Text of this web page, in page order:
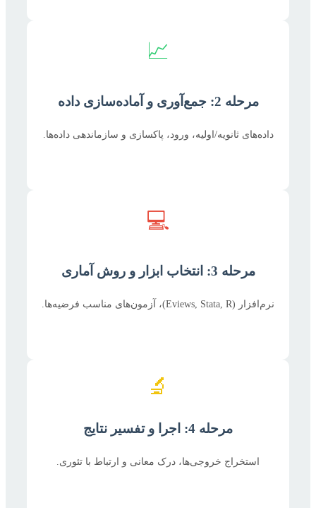
📈
مرحله 2: جمع‌آوری و آماده‌سازی داده
داده‌های ثانویه/اولیه، ورود، پاکسازی و سازماندهی داده‌ها.
💻
مرحله 3: انتخاب ابزار و روش آماری
نرم‌افزار (Eviews, Stata, R)، آزمون‌های مناسب فرضیه‌ها.
🔬
مرحله 4: اجرا و تفسیر نتایج
استخراج خروجی‌ها، درک معانی و ارتباط با تئوری.